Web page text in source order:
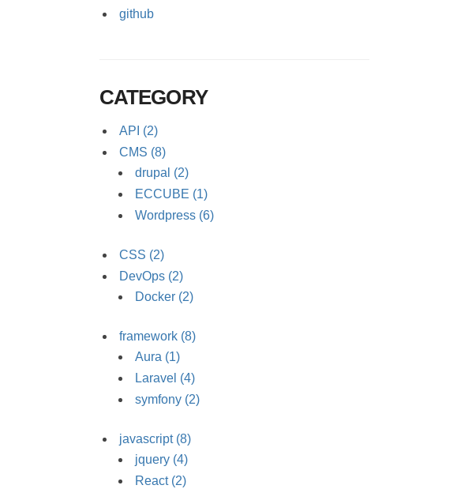
github
CATEGORY
API (2)
CMS (8)
drupal (2)
ECCUBE (1)
Wordpress (6)
CSS (2)
DevOps (2)
Docker (2)
framework (8)
Aura (1)
Laravel (4)
symfony (2)
javascript (8)
jquery (4)
React (2)